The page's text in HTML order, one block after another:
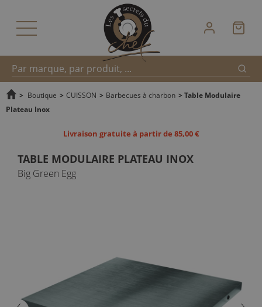
Recherche
> Boutique > CUISSON > Barbecues à charbon > Table Modulaire
Plateau Inox
Livraison gratuite à partir de 85,00 €
TABLE MODULAIRE PLATEAU INOX
Big Green Egg